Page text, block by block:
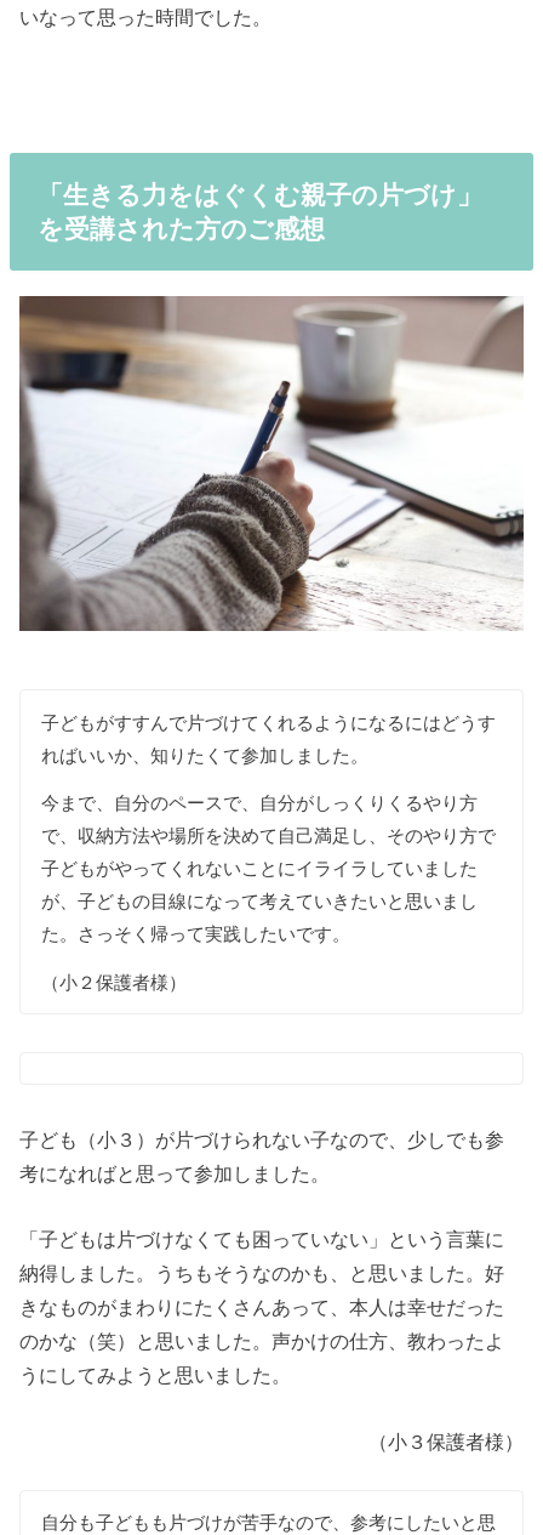
いなって思った時間でした。
「生きる力をはぐくむ親子の片づけ」
を受講された方のご感想
子どもがすすんで片づけてくれるようになるにはどうす
ればいいか、知りたくて参加しました。
今まで、自分のペースで、自分がしっくりくるやり方
で、収納方法や場所を決めて自己満足し、そのやり方で
子どもがやってくれないことにイライラしていました
が、子どもの目線になって考えていきたいと思いまし
た。さっそく帰って実践したいです。
（小２保護者様）
子ども（小３）が片づけられない子なので、少しでも参
考になればと思って参加しました。
「子どもは片づけなくても困っていない」という言葉に
納得しました。うちもそうなのかも、と思いました。好
きなものがまわりにたくさんあって、本人は幸せだった
のかな（笑）と思いました。声かけの仕方、教わったよ
うにしてみようと思いました。
（小３保護者様）
自分も子どもも片づけが苦手なので、参考にしたいと思